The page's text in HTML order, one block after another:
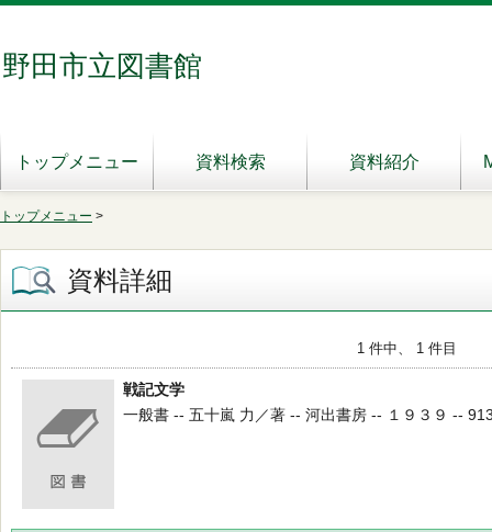
野田市立図書館
トップメニュー 資料検索 資料紹介
トップメニュー >
資料詳細
1 件中、 1 件目
戦記文学
一般書 -- 五十嵐 力／著 -- 河出書房 -- １９３９ --